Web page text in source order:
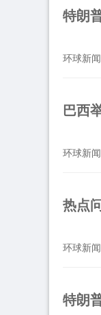
特朗
环球新闻
巴西
环球新闻
热点
环球新闻
特朗